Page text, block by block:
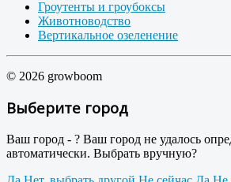
Гроутенты и гроубоксы
Животноводство
Вертикальное озеленение
© 2026 growboom
Выберите город
Ваш город - ? Ваш город не удалось
автоматически. Выбрать вручную?